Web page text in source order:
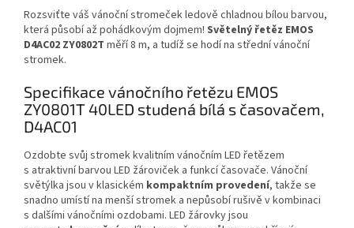
Rozsviťte váš vánoční stromeček ledově chladnou bílou barvou,
která působí až pohádkovým dojmem! Světelný řetěz EMOS
D4AC02 ZY0802T měří 8 m, a tudíž se hodí na střední vánoční
stromek.
Specifikace vánočního řetězu EMOS
ZY0801T 40LED studená bílá s časovačem,
D4AC01
Ozdobte svůj stromek kvalitním vánočním LED řetězem
s atraktivní barvou LED žároviček a funkcí časovače. Vánoční
světýlka jsou v klasickém kompaktním provedení, takže se
snadno umístí na menší stromek a nepůsobí rušivě v kombinaci
s dalšími vánočními ozdobami. LED žárovky jsou